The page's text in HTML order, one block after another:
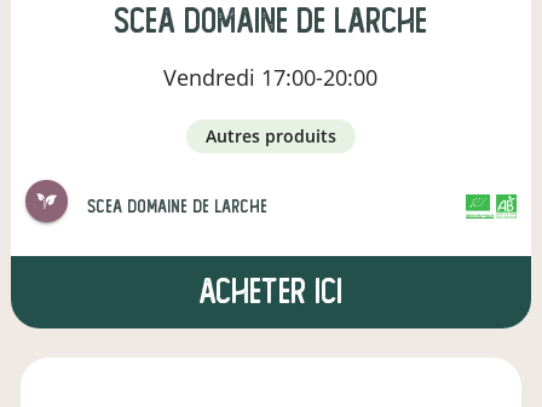
scea domaine de larche
Vendredi 17:00-20:00
autres produits
scea domaine de larche
Acheter ici